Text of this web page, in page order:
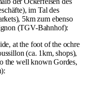
im Tal des
5km zum ebenso
(TGV-Bahnhof):
at the foot of the ochre
(ca. 1km, shops),
the well known Gordes,